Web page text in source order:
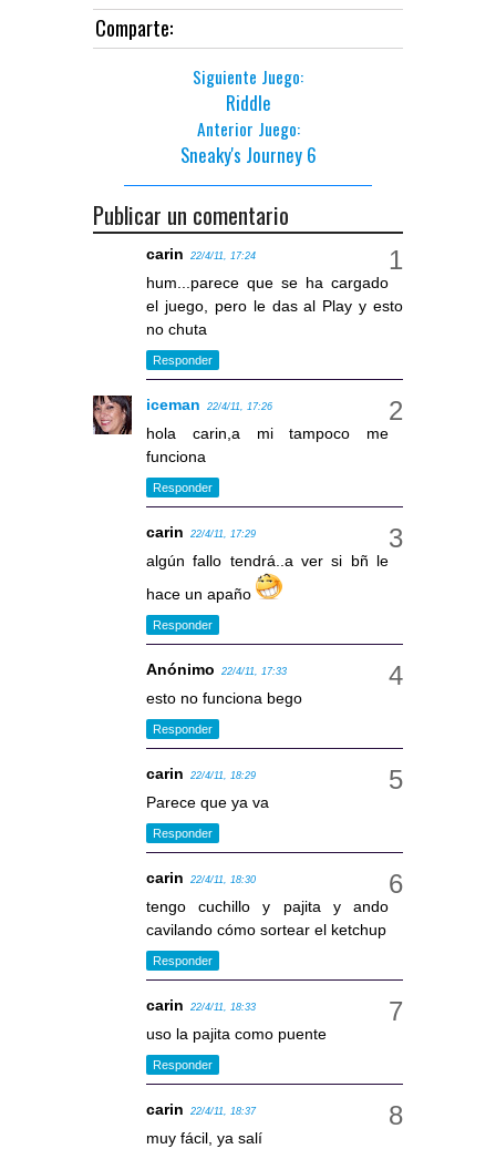
Comparte:
Siguiente Juego:
Riddle
Anterior Juego:
Sneaky's Journey 6
Publicar un comentario
carin 22/4/11, 17:24
hum...parece que se ha cargado
el juego, pero le das al Play y esto
no chuta
Responder
iceman 22/4/11, 17:26
hola carin,a mi tampoco me
funciona
Responder
carin 22/4/11, 17:29
algún fallo tendrá..a ver si bñ le
hace un apaño
Responder
Anónimo 22/4/11, 17:33
esto no funciona bego
Responder
carin 22/4/11, 18:29
Parece que ya va
Responder
carin 22/4/11, 18:30
tengo cuchillo y pajita y ando
cavilando cómo sortear el ketchup
Responder
carin 22/4/11, 18:33
uso la pajita como puente
Responder
carin 22/4/11, 18:37
muy fácil, ya salí